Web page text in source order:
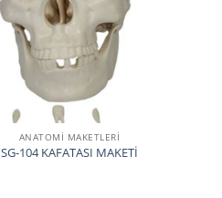
ANATOMİ MAKETLERİ
SG-104 KAFATASI MAKETİ